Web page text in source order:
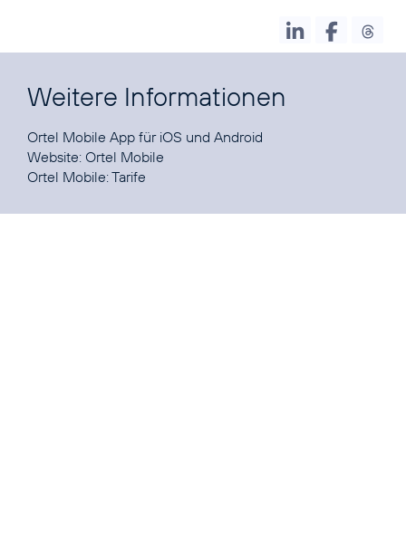
Weitere Informationen
Ortel Mobile App für iOS und Android
Website: Ortel Mobile
Ortel Mobile:Tarife